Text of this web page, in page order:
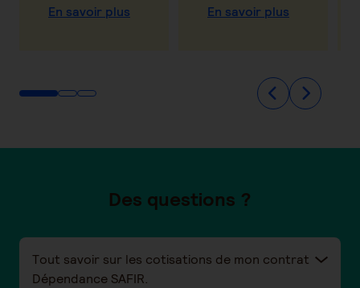
En savoir plus En savoir plus
Des questions ?
Tout savoir sur les cotisations de mon contrat
Dépendance SAFIR.